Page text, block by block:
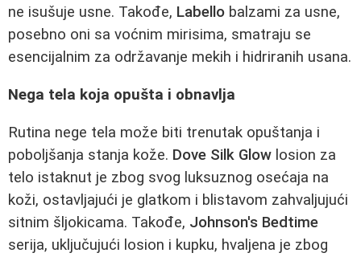
ne isušuje usne. Takođe, Labello balzami za usne,
posebno oni sa voćnim mirisima, smatraju se
esencijalnim za održavanje mekih i hidriranih usana.
Nega tela koja opušta i obnavlja
Rutina nege tela može biti trenutak opuštanja i
poboljšanja stanja kože. Dove Silk Glow losion za
telo istaknut je zbog svog luksuznog osećaja na
koži, ostavljajući je glatkom i blistavom zahvaljujući
sitnim šljokicama. Takođe, Johnson's Bedtime
serija, uključujući losion i kupku, hvaljena je zbog